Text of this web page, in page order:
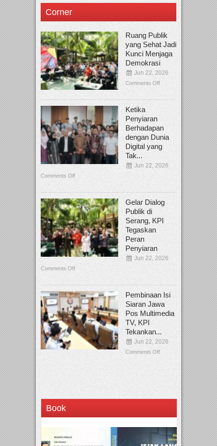
Corner
Ruang Publik
yang Sehat Jadi
Kunci Menjaga
Demokrasi
Jun 22, 2026
Comments Off
Ketika
Penyiaran
Berhadapan
dengan Dunia
Digital yang
Tak...
Jun 22, 2026
Comments Off
Gelar Dialog
Publik di
Serang, KPI
Tegaskan
Peran
Penyiaran
Jun 22, 2026
Comments Off
Pembinaan Isi
Siaran Jawa
Pos Multimedia
TV, KPI
Tekankan...
Jun 22, 2026
Comments Off
Book